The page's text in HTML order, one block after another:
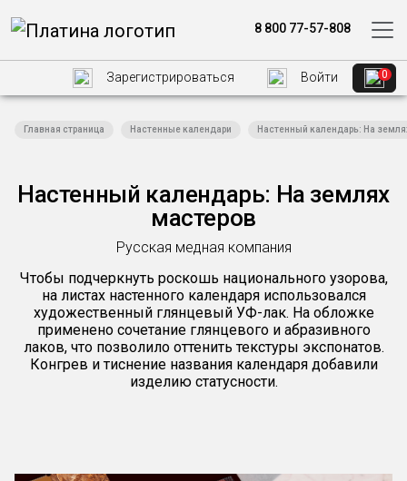
8 800 77-57-808
Зарегистрироваться Войти 0
Главная страница Настенные календари Настенный календарь: На
Настенный календарь: На землях
мастеров
Русская медная компания
Чтобы подчеркнуть роскошь национального узорова,
на листах настенного календаря использовался
художественный глянцевый УФ-лак. На обложке
применено сочетание глянцевого и абразивного
лаков, что позволило оттенить текстуры экспонатов.
Конгрев и тиснение названия календаря добавили
изделию статусности.